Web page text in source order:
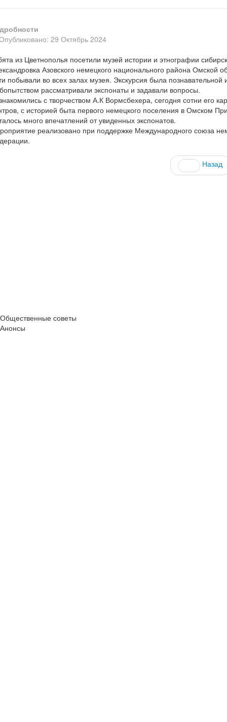
29 Октябрь 2024
из Цветнополья посетили музей истории и этнографии
Азовского немецкого национального района Омской
побывали во всех залах музея. Экскурсия была
рассматривали экспонаты и задавали вопросы.
с творчеством А.К Вормсбехера, сегодня сотни его
с историей быта первого немецкого поселения в Омском
много впечатлений от увиденных экспонатов.
реализовано при поддержке Международного союза
Назад
Общественные советы
Анонсы